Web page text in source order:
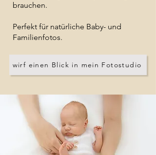
brauchen.
Perfekt für natürliche Baby- und
Familienfotos.
wirf einen Blick in mein Fotostudio